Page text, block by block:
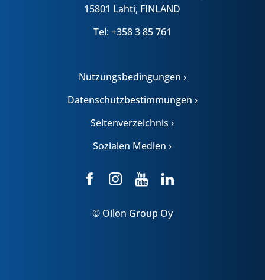
15801 Lahti, FINLAND
Tel: +358 3 85 761
Nutzungsbedingungen ›
Datenschutzbestimmungen ›
Seitenverzeichnis ›
Sozialen Medien ›
© Oilon Group Oy